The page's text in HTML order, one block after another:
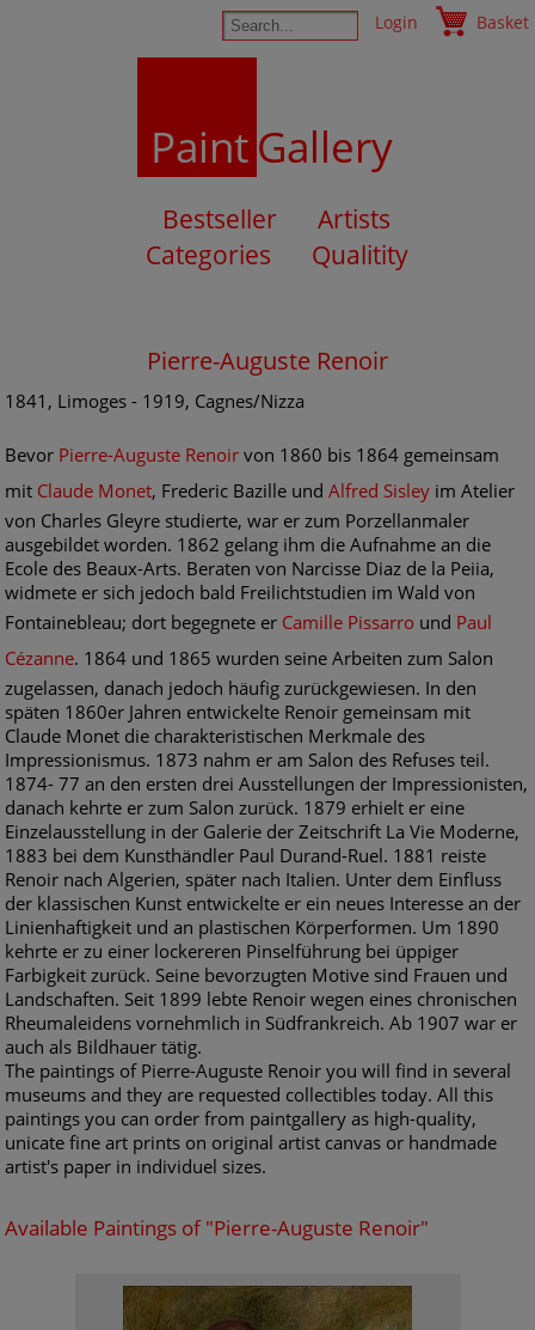
Login Basket
PaintGallery
Bestseller
Artists
Categories
Qualitity
Pierre-Auguste Renoir
1841, Limoges - 1919, Cagnes/Nizza
Bevor Pierre-Auguste Renoir von 1860 bis 1864 gemeinsam
mit Claude Monet, Frederic Bazille undAlfred Sisley im Atelier
von Charles Gleyre studierte, war er zum Porzellanmaler
ausgebildet worden. 1862 gelang ihm die Aufnahme an die
Ecole des Beaux-Arts. Beraten von Narcisse Diaz de la Peiia,
widmete er sich jedoch bald Freilichtstudien im Wald von
Fontainebleau; dort begegnete er Camille Pissarro und Paul
Cézanne. 1864 und 1865 wurden seine Arbeiten zum Salon
zugelassen, danach jedoch häufig zurückgewiesen. In den
späten 1860er Jahren entwickelte Renoir gemeinsam mit
Claude Monet die charakteristischen Merkmale des
Impressionismus. 1873 nahm er am Salon des Refuses teil.
1874- 77 an den ersten drei Ausstellungen der Impressionisten,
danach kehrte er zum Salon zurück. 1879 erhielt er eine
Einzelausstellung in der Galerie der Zeitschrift La Vie Moderne,
1883 bei dem Kunsthändler Paul Durand-Ruel. 1881 reiste
Renoir nach Algerien, später nach Italien. Unter dem Einfluss
der klassischen Kunst entwickelte er ein neues Interesse an der
Linienhaftigkeit und an plastischen Körperformen. Um 1890
kehrte er zu einer lockereren Pinselführung bei üppiger
Farbigkeit zurück. Seine bevorzugten Motive sind Frauen und
Landschaften. Seit 1899 lebte Renoir wegen eines chronischen
Rheumaleidens vornehmlich in Südfrankreich. Ab 1907 war er
auch als Bildhauer tätig.
The paintings of Pierre-Auguste Renoir you will find in several
museums and they are requested collectibles today. All this
paintings you can order from paintgallery as high-quality,
unicate fine art prints on original artist canvas or handmade
artist's paper in individuel sizes.
Available Paintings of "Pierre-Auguste Renoir"